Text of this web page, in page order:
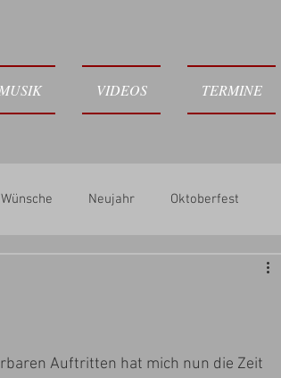
MUSIK VIDEOS TERMINE
Wünsche Neujahr Oktoberfest
Auftritten hat mich nun die Zeit